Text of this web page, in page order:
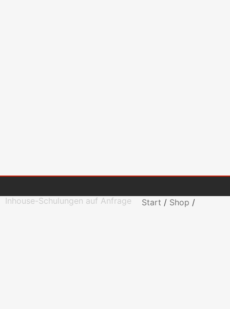
Inhouse-Schulungen auf Anfrage Start / Shop /